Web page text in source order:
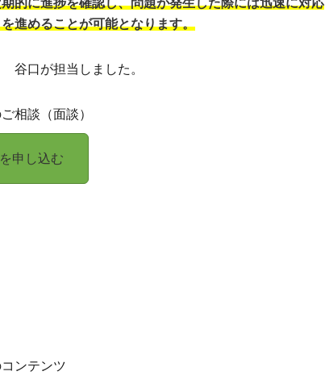
的に進捗を確認し、問題が発生した際には迅速に対応
進めることが可能となります。
口が担当しました。
談（面談）
申し込む
ンテンツ